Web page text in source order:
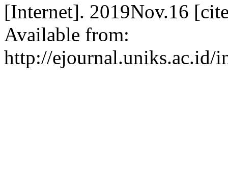
[Internet]. 2019Nov.16
Available from:
http://ejournal.uniks.ac.id/